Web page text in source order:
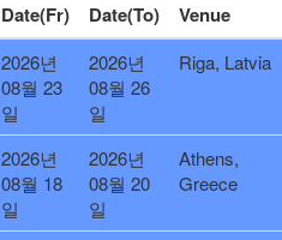
Date(Fr) Date(To) Venue
2026년
08월 23
일
2026년
08월 26
일
Riga, Latvia
2026년
08월 18
일
2026년
08월 20
일
Athens,
Greece